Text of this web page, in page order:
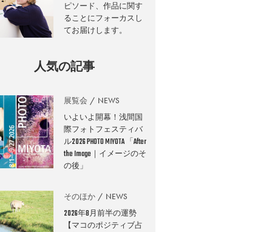
ピソード、作品に関す
ることにフォーカスし
てお届けします。
人気の記事
展覧会 NEWS
いよいよ開幕！浅間国
際フォトフェスティバ
ル2026 PHOTO MIYOTA 「After
the Image｜イメージのそ
の後」
そのほか NEWS
2026年8月前半の運勢
【マコのポジティブ占